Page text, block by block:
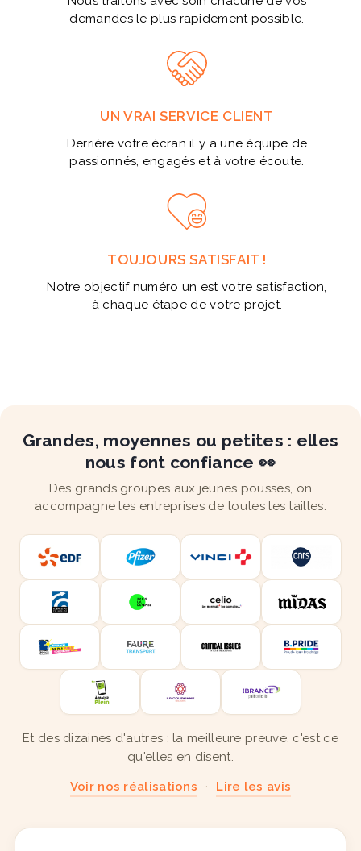
demandes le plus rapidement possible.
UN VRAI SERVICE CLIENT
Derrière votre écran il y a une équipe de
passionnés, engagés et à votre écoute.
TOUJOURS SATISFAIT !
Notre objectif numéro un est votre satisfaction,
à chaque étape de votre projet.
Grandes, moyennes ou petites : elles
nous font confiance 👀
Des grands groupes aux jeunes pousses, on
accompagne les entreprises de toutes les tailles.
Et des dizaines d'autres : la meilleure preuve, c'est ce
qu'elles en disent.
Voir nos réalisations · Lire les avis